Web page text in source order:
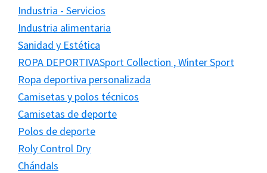
Industria - Servicios
Industria alimentaria
Sanidad y Estética
ROPA DEPORTIVASport Collection , Winter Sport
Ropa deportiva personalizada
Camisetas y polos técnicos
Camisetas de deporte
Polos de deporte
Roly Control Dry
Chándals